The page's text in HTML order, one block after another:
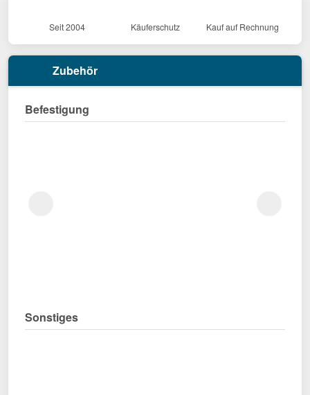
Seit 2004 Käuferschutz Kauf auf Rechnung
Zubehör
Befestigung
Sonstiges